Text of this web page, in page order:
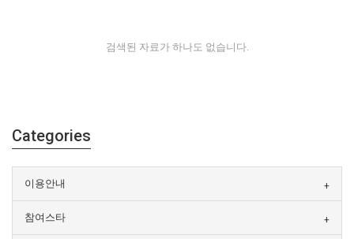
검색된 자료가 하나도 없습니다.
Categories
이용안내
참여스타